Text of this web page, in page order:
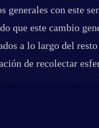
generales con este
que este cambio
a lo largo del
de recolectar